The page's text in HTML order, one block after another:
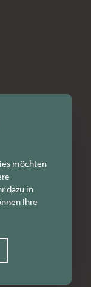
möchten
dazu in
Ihre